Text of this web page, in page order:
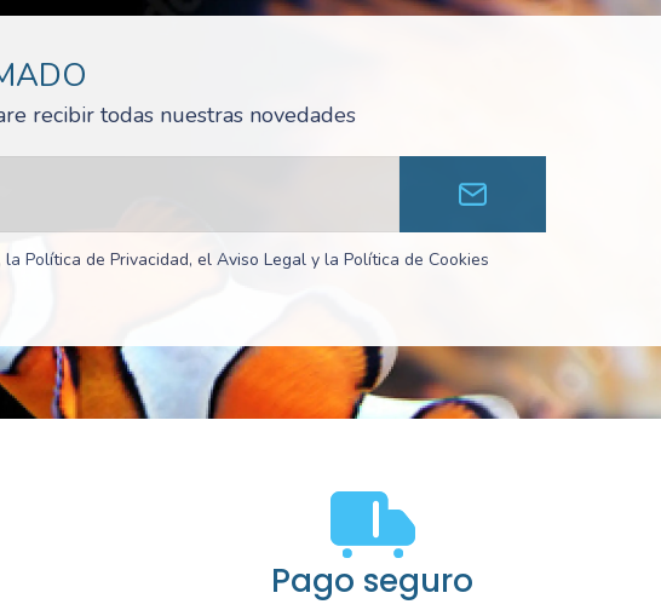
recibir todas nuestras novedades
Política de Privacidad, el Aviso Legal y la Política de Cookies
Pago seguro